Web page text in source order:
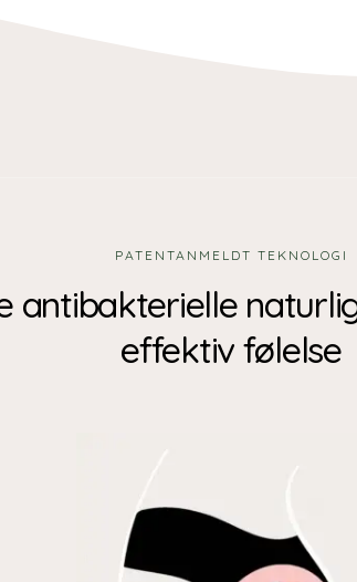
PATENTANMELDT TEKNOLOGI
antibakterielle
effektiv følelse